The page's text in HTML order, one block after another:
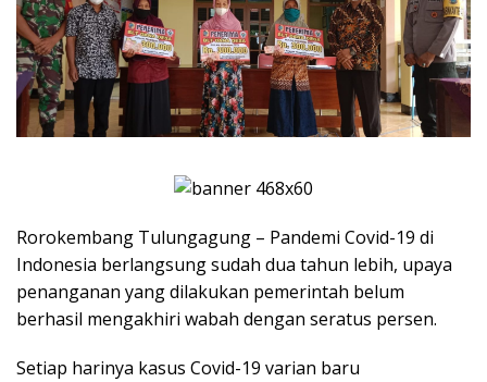
Rorokembang Tulungagung – Pandemi Covid-19 di
Indonesia berlangsung sudah dua tahun lebih, upaya
penanganan yang dilakukan pemerintah belum
berhasil mengakhiri wabah dengan seratus persen.
Setiap harinya kasus Covid-19 varian baru